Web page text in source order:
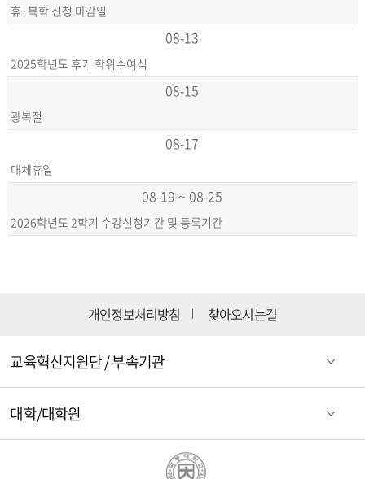
휴·복학 신청 마감일
08-13
2025학년도 후기 학위수여식
08-15
광복절
08-17
대체휴일
08-19 ~ 08-25
2026학년도 2학기 수강신청기간 및 등록기간
개인정보처리방침 찾아오시는길
교육혁신지원단 / 부속기관
대학/대학원